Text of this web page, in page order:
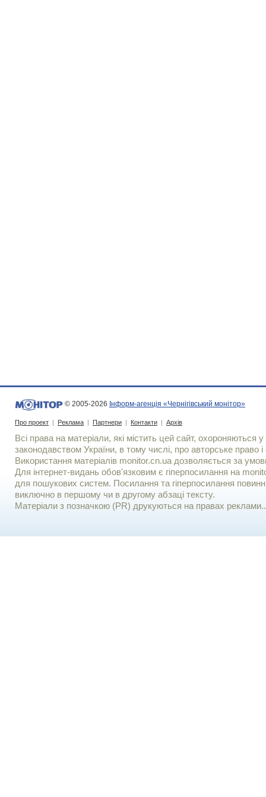
© 2005-2026 Інформ-агенція «Чернігівський монітор»
Про проект | Реклама | Партнери | Контакти | Архів
Всі права на матеріали, які містить цей сайт, охороняються у
законодавством України, в тому числі, про авторське право і
Використання матерiалiв monitor.cn.ua дозволяється за
Для iнтернет-видань обов'язковим є гiперпосилання на
для пошукових систем. Посилання та гіперпосилання
виключно в першому чи в другому абзаці тексту.
Матеріали з позначкою (PR) друкуються на правах реклами..